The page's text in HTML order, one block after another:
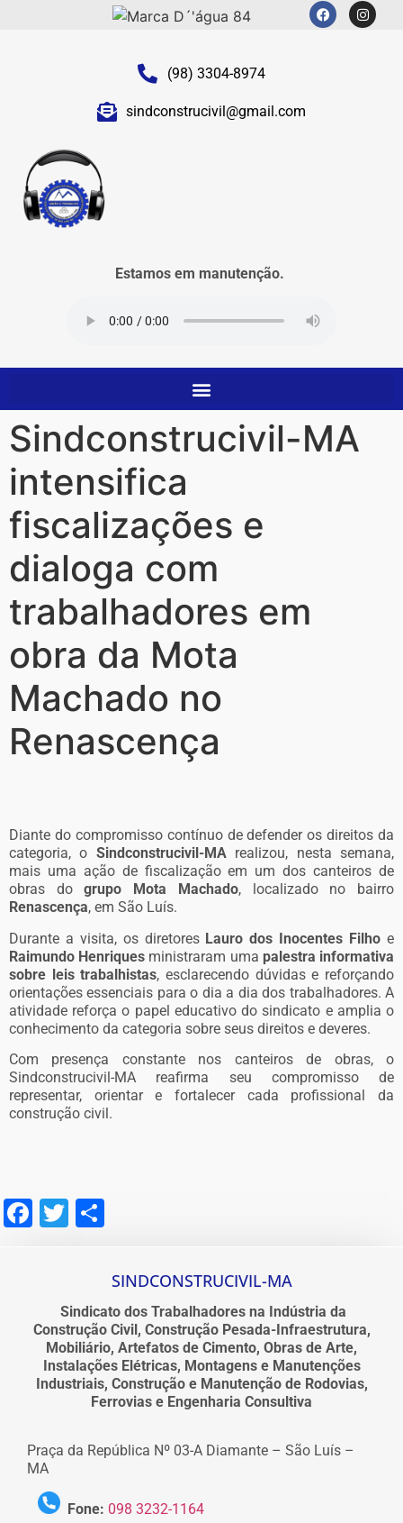
(98) 3304-8974
sindconstrucivil@gmail.com
Estamos em manutenção.
Sindconstrucivil-MA
intensifica
fiscalizações e
dialoga com
trabalhadores em
obra da Mota
Machado no
Renascença
Diante do compromisso contínuo de defender os direitos da
categoria, o Sindconstrucivil-MArealizou, nesta semana,
mais uma ação de fiscalização em um dos canteiros de
obras dogrupo Mota Machado, localizado no bairro
Renascença, em São Luís.
Durante a visita, os diretores Lauro dos Inocentes Filho e
Raimundo Henriques ministraram uma palestra informativa
sobre leis trabalhistas, esclarecendo dúvidas e reforçando
orientações essenciais para o dia a dia dos trabalhadores. A
atividade reforça o papel educativo do sindicato e amplia o
conhecimento da categoria sobre seus direitos e deveres.
Com presença constante nos canteiros de obras, o
Sindconstrucivil-MA reafirma seu compromisso de
representar, orientar e fortalecer cada profissional da
construção civil.
Facebook
Twitter
SINDCONSTRUCIVIL-MA
Sindicato dos Trabalhadores na Indústria da
Construção Civil, Construção Pesada-Infraestrutura,
Mobiliário, Artefatos de Cimento, Obras de Arte,
Instalações Elétricas, Montagens e Manutenções
Industriais, Construção e Manutenção de Rodovias,
Ferrovias e Engenharia Consultiva
Praça da República Nº 03-A Diamante – São Luís –
MA
Fone: 098 3232-1164